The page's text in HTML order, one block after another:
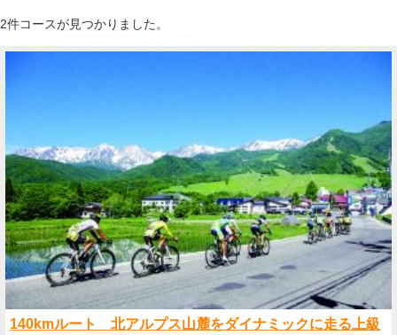
2件コースが見つかりました。
140kmルート 北アルプス山麓をダイナミックに走る上級